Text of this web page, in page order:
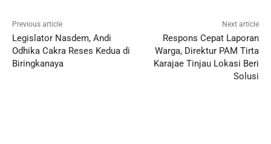
Previous article
Legislator Nasdem, Andi
Odhika Cakra Reses Kedua di
Biringkanaya
Next article
Respons Cepat Laporan
Warga, Direktur PAM Tirta
Karajae Tinjau Lokasi Beri
Solusi